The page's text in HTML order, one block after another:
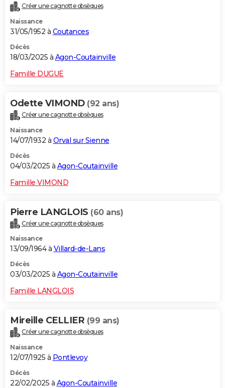
Créer une cagnotte obsèques
Naissance
31/05/1952 à Coutances
Décès
18/03/2025 à Agon-Coutainville
Famille DUGUE
Odette VIMOND (92 ans)
Créer une cagnotte obsèques
Naissance
14/07/1932 à Orval sur Sienne
Décès
04/03/2025 à Agon-Coutainville
Famille VIMOND
Pierre LANGLOIS (60 ans)
Créer une cagnotte obsèques
Naissance
13/09/1964 à Villard-de-Lans
Décès
03/03/2025 à Agon-Coutainville
Famille LANGLOIS
Mireille CELLIER (99 ans)
Créer une cagnotte obsèques
Naissance
12/07/1925 à Pontlevoy
Décès
22/02/2025 à Agon-Coutainville